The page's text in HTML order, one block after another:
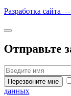
Разработка сайта
Отправьте
Перезвоните мне
данных